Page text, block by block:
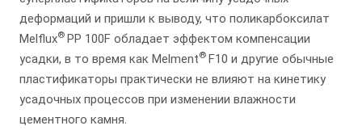
деформаций и пришли к выводу, что поликарбоксилат
Melflux® PP 100F обладает эффектом компенсации
усадки, в то время как Melment® F10 и другие обычные
пластификаторы практически не влияют на кинетику
усадочных процессов при изменении влажности
цементного камня.